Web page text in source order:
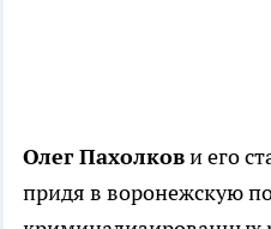
Олег Пахолкови его
придя в воронежскую